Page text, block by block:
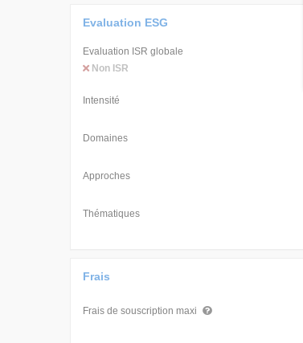
Evaluation ESG
Evaluation ISR globale
Non ISR
Intensité
Domaines
Approches
Thématiques
Frais
Frais de souscription maxi